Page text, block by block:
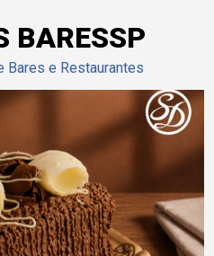
BARESSP
Bares e Restaurantes